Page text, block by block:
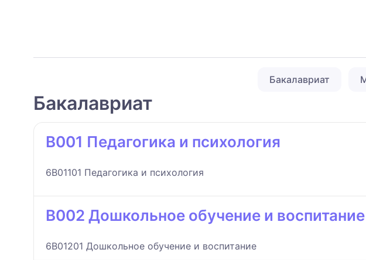
Бакалавриат
Бакалавриат
B001 Педагогика и психология
6B01101 Педагогика и психология
B002 Дошкольное обучение и воспитание
6B01201 Дошкольное обучение и воспитание